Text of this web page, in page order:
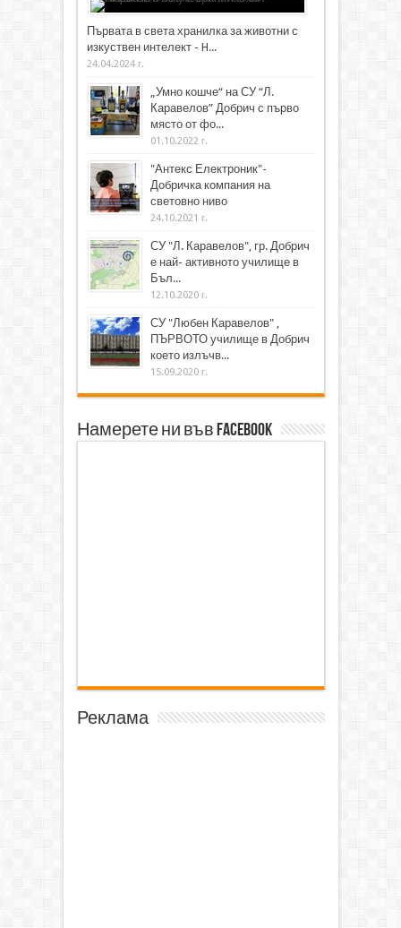
Първата в света хранилка за животни с
изкуствен интелект - H...
24.04.2024 г.
„Умно кошче“ на СУ “Л.
Каравелов” Добрич с първо
място от фо...
01.10.2022 г.
"Антекс Електроник"-
Добричка компания на
световно ниво
24.10.2021 г.
СУ "Л. Каравелов", гр. Добрич
е най- активното училище в
Бъл...
12.10.2020 г.
СУ "Любен Каравелов" ,
ПЪРВОТО училище в Добрич
което излъчв...
15.09.2020 г.
Намерете ни във Facebook
Реклама